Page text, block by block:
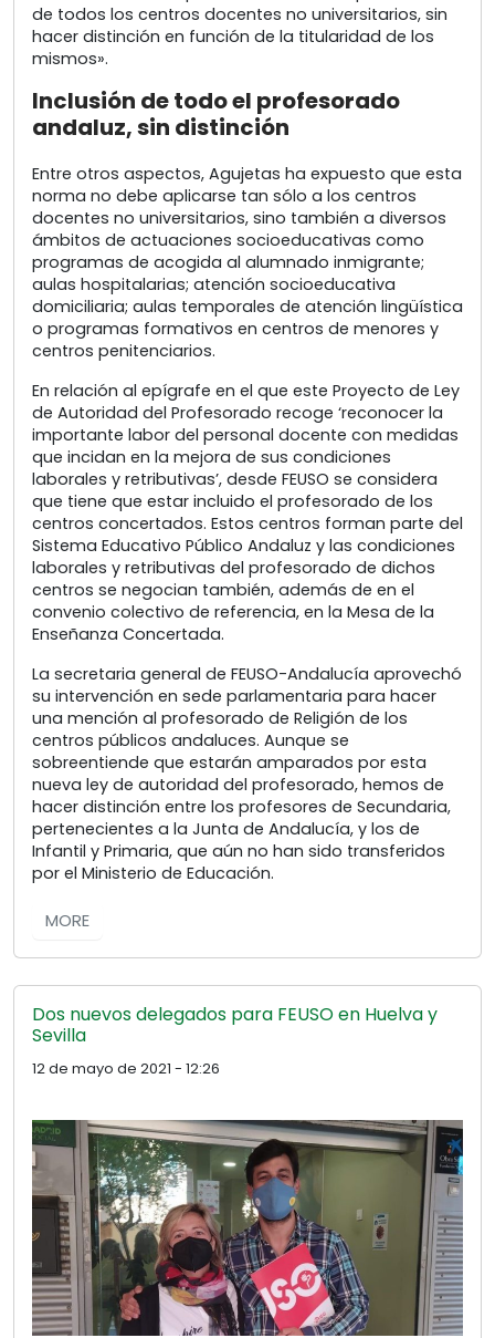
de todos los centros docentes no universitarios, sin
hacer distinción en función de la titularidad de los
mismos».
Inclusión de todo el profesorado
andaluz, sin distinción
Entre otros aspectos, Agujetas ha expuesto que esta
norma no debe aplicarse tan sólo a los centros
docentes no universitarios, sino también a diversos
ámbitos de actuaciones socioeducativas como
programas de acogida al alumnado inmigrante;
aulas hospitalarias; atención socioeducativa
domiciliaria; aulas temporales de atención lingüística
o programas formativos en centros de menores y
centros penitenciarios.
En relación al epígrafe en el que este Proyecto de Ley
de Autoridad del Profesorado recoge ‘reconocer la
importante labor del personal docente con medidas
que incidan en la mejora de sus condiciones
laborales y retributivas’, desde FEUSO se considera
que tiene que estar incluido el profesorado de los
centros concertados. Estos centros forman parte del
Sistema Educativo Público Andaluz y las condiciones
laborales y retributivas del profesorado de dichos
centros se negocian también, además de en el
convenio colectivo de referencia, en la Mesa de la
Enseñanza Concertada.
La secretaria general de FEUSO-Andalucía aprovechó
su intervención en sede parlamentaria para hacer
una mención al profesorado de Religión de los
centros públicos andaluces. Aunque se
sobreentiende que estarán amparados por esta
nueva ley de autoridad del profesorado, hemos de
hacer distinción entre los profesores de Secundaria,
pertenecientes a la Junta de Andalucía, y los de
Infantil y Primaria, que aún no han sido transferidos
por el Ministerio de Educación.
MORE
Dos nuevos delegados para FEUSO en Huelva y
Sevilla
12 de mayo de 2021 - 12:26